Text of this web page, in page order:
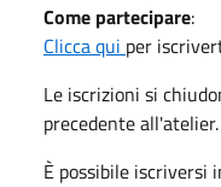
Come partecipare:
Clicca qui per
Le iscrizioni si
precedente all'atelier.
È possibile iscriversi